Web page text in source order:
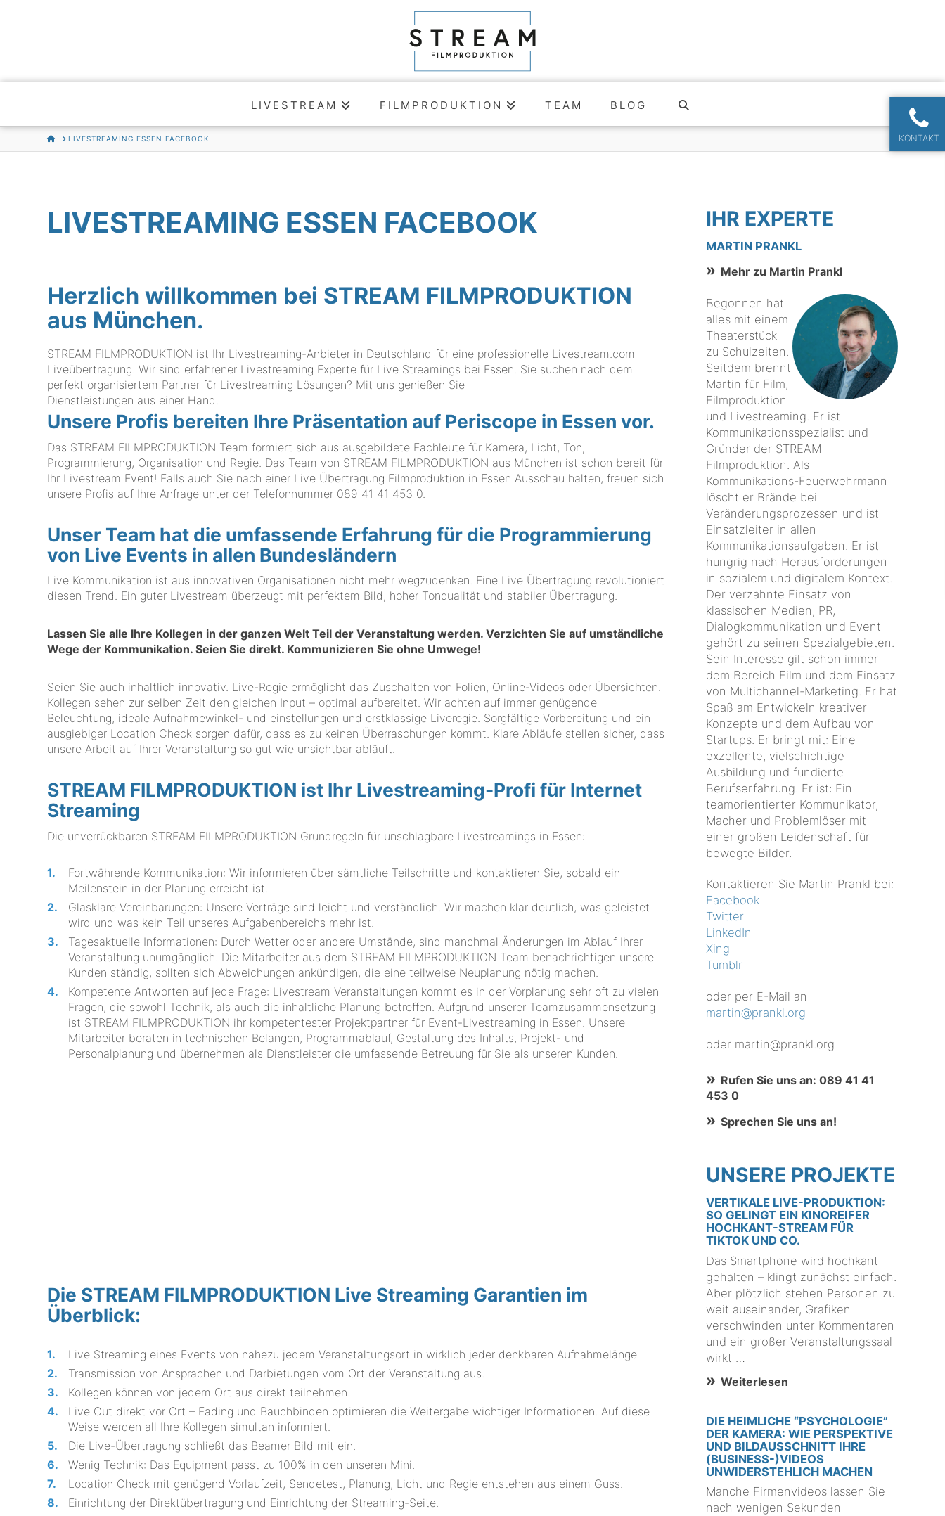
LIVESTREAM FILMPRODUKTION TEAM BLOG
HOMELIVESTREAMING ESSEN FACEBOOK KONTAKT
LIVESTREAMING ESSEN FACEBOOK
Herzlich willkommen bei STREAM FILMPRODUKTION
aus München.
STREAM FILMPRODUKTION ist Ihr Livestreaming-Anbieter in Deutschland für eine professionelle Livestream.com
Liveübertragung. Wir sind erfahrener Livestreaming Experte für Live Streamings bei Essen. Sie suchen nach dem
perfekt organisiertem Partner für Livestreaming Lösungen? Mit uns genießen Sie
Dienstleistungen aus einer Hand.
Unsere Profis bereiten Ihre Präsentation auf Periscope in Essen vor.
Das STREAM FILMPRODUKTION Team formiert sich aus ausgebildete Fachleute für Kamera, Licht, Ton,
Programmierung, Organisation und Regie. Das Team von STREAM FILMPRODUKTION aus München ist schon bereit für
Ihr Livestream Event! Falls auch Sie nach einer Live Übertragung Filmproduktion in Essen Ausschau halten, freuen sich
unsere Profis auf Ihre Anfrage unter der Telefonnummer 089 41 41 453 0
Unser Team hat die umfassende Erfahrung für die Programmierung
von Live Events in allen Bundesländern
Live Kommunikation ist aus innovativen Organisationen nicht mehr wegzudenken. Eine Live Übertragung revolutioniert
diesen Trend. Ein guter Livestream überzeugt mit perfektem Bild, hoher Tonqualität und stabiler Übertragung.
Lassen Sie alle Ihre Kollegen in der ganzen Welt Teil der Veranstaltung werden. Verzichten Sie auf umständliche
Wege der Kommunikation. Seien Sie direkt. Kommunizieren Sie ohne Umwege!
Seien Sie auch inhaltlich innovativ. Live-Regie ermöglicht das Zuschalten von Folien, Online-Videos oder Übersichten.
Kollegen sehen zur selben Zeit den gleichen Input – optimal aufbereitet. Wir achten auf immer genügende
Beleuchtung, ideale Aufnahmewinkel- und einstellungen und erstklassige Liveregie. Sorgfältige Vorbereitung und ein
ausgiebiger Location Check sorgen dafür, dass es zu keinen Überraschungen kommt. Klare Abläufe stellen sicher, dass
unsere Arbeit auf Ihrer Veranstaltung so gut wie unsichtbar abläuft.
STREAM FILMPRODUKTION ist Ihr Livestreaming-Profi für Internet
Streaming
Die unverrückbaren STREAM FILMPRODUKTION Grundregeln für unschlagbare Livestreamings in Essen:
Fortwährende Kommunikation: Wir informieren über sämtliche Teilschritte und kontaktieren Sie, sobald ein
Meilenstein in der Planung erreicht ist.
Glasklare Vereinbarungen: Unsere Verträge sind leicht und verständlich. Wir machen klar deutlich, was geleistet
wird und was kein Teil unseres Aufgabenbereichs mehr ist.
Tagesaktuelle Informationen: Durch Wetter oder andere Umstände, sind manchmal Änderungen im Ablauf Ihrer
Veranstaltung unumgänglich. Die Mitarbeiter aus dem STREAM FILMPRODUKTION Team benachrichtigen unsere
Kunden ständig, sollten sich Abweichungen ankündigen, die eine teilweise Neuplanung nötig machen.
Kompetente Antworten auf jede Frage: Livestream Veranstaltungen kommt es in der Vorplanung sehr oft zu vielen
Fragen, die sowohl Technik, als auch die inhaltliche Planung betreffen. Aufgrund unserer Teamzusammensetzung
ist STREAM FILMPRODUKTION ihr kompetentester Projektpartner für Event-Livestreaming in Essen. Unsere
Mitarbeiter beraten in technischen Belangen, Programmablauf, Gestaltung des Inhalts, Projekt- und
Personalplanung und übernehmen als Dienstleister die umfassende Betreuung für Sie als unseren Kunden.
Die STREAM FILMPRODUKTION Live Streaming Garantien im
Überblick:
Live Streaming eines Events von nahezu jedem Veranstaltungsort in wirklich jeder denkbaren Aufnahmelänge
Transmission von Ansprachen und Darbietungen vom Ort der Veranstaltung aus.
Kollegen können von jedem Ort aus direkt teilnehmen.
Live Cut direkt vor Ort – Fading und Bauchbinden optimieren die Weitergabe wichtiger Informationen. Auf diese
Weise werden all Ihre Kollegen simultan informiert.
Die Live-Übertragung schließt das Beamer Bild mit ein.
Wenig Technik: Das Equipment passt zu 100% in den unseren Mini.
Location Check mit genügend Vorlaufzeit, Sendetest, Planung, Licht und Regie entstehen aus einem Guss.
Einrichtung der Direktübertragung und Einrichtung der Streaming-Seite.
IHR EXPERTE
MARTIN PRANKL
Mehr zu Martin Prankl
Begonnen hat
alles mit einem
Theaterstück
zu Schulzeiten.
Seitdem brennt
Martin für Film,
Filmproduktion
und Livestreaming. Er ist
Kommunikationsspezialist und
Gründer der STREAM
Filmproduktion. Als
Kommunikations-Feuerwehrmann
löscht er Brände bei
Veränderungsprozessen und ist
Einsatzleiter in allen
Kommunikationsaufgaben. Er ist
hungrig nach Herausforderungen
in sozialem und digitalem Kontext.
Der verzahnte Einsatz von
klassischen Medien, PR,
Dialogkommunikation und Event
gehört zu seinen Spezialgebieten.
Sein Interesse gilt schon immer
dem Bereich Film und dem Einsatz
von Multichannel-Marketing. Er hat
Spaß am Entwickeln kreativer
Konzepte und dem Aufbau von
Startups. Er bringt mit: Eine
exzellente, vielschichtige
Ausbildung und fundierte
Berufserfahrung. Er ist: Ein
teamorientierter Kommunikator,
Macher und Problemlöser mit
einer großen Leidenschaft für
bewegte Bilder.
Kontaktieren Sie Martin Prankl bei:
Facebook
Twitter
LinkedIn
Xing
Tumblr
oder per E-Mail an
martin@prankl.org
oder martin@prankl.org
Rufen Sie uns an: 089 41 41
453 0
Sprechen Sie uns an!
UNSERE PROJEKTE
VERTIKALE LIVE-PRODUKTION:
SO GELINGT EIN KINOREIFER
HOCHKANT-STREAM FÜR
TIKTOK UND CO.
Das Smartphone wird hochkant
gehalten – klingt zunächst einfach.
Aber plötzlich stehen Personen zu
weit auseinander, Grafiken
verschwinden unter Kommentaren
und ein großer Veranstaltungssaal
wirkt …
Weiterlesen
DIE HEIMLICHE “PSYCHOLOGIE”
DER KAMERA: WIE PERSPEKTIVE
UND BILDAUSSCHNITT IHRE
(BUSINESS-)VIDEOS
UNWIDERSTEHLICH MACHEN
Manche Firmenvideos lassen Sie
nach wenigen Sekunden